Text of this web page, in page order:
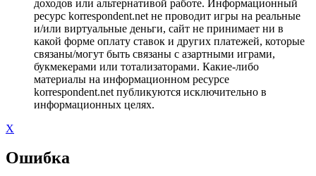
доходов или альтернативой работе. Информационный
ресурс korrespondent.net не проводит игры на реальные
и/или виртуальные деньги, сайт не принимает ни в
какой форме оплату ставок и других платежей, которые
связаны/могут быть связаны с азартными играми,
букмекерами или тотализаторами. Какие-либо
материалы на информационном ресурсе
korrespondent.net публикуются исключительно в
информационных целях.
X
Ошибка